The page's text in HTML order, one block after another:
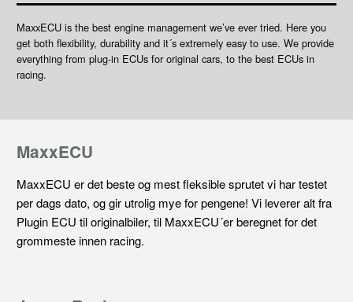
MaxxECU is the best engine management we’ve ever tried. Here you
get both flexibility, durability and it´s extremely easy to use. We provide
everything from plug-in ECUs for original cars, to the best ECUs in
racing.
MaxxECU
MaxxECU er det beste og mest fleksible sprutet vi har testet
per dags dato, og gir utrolig mye for pengene! Vi leverer alt fra
Plugin ECU til originalbiler, til MaxxECU´er beregnet for det
grommeste innen racing.